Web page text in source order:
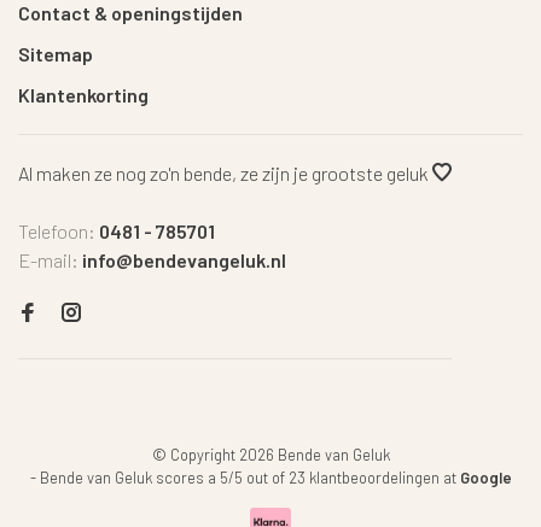
Contact & openingstijden
Sitemap
Klantenkorting
Al maken ze nog zo'n bende, ze zijn je grootste geluk
Telefoon: 0481 - 785701
E-mail: info@bendevangeluk.nl
© Copyright 2026 Bende van Geluk
- Bende van Geluk scores a 5/5 out of 23 klantbeoordelingen at Google